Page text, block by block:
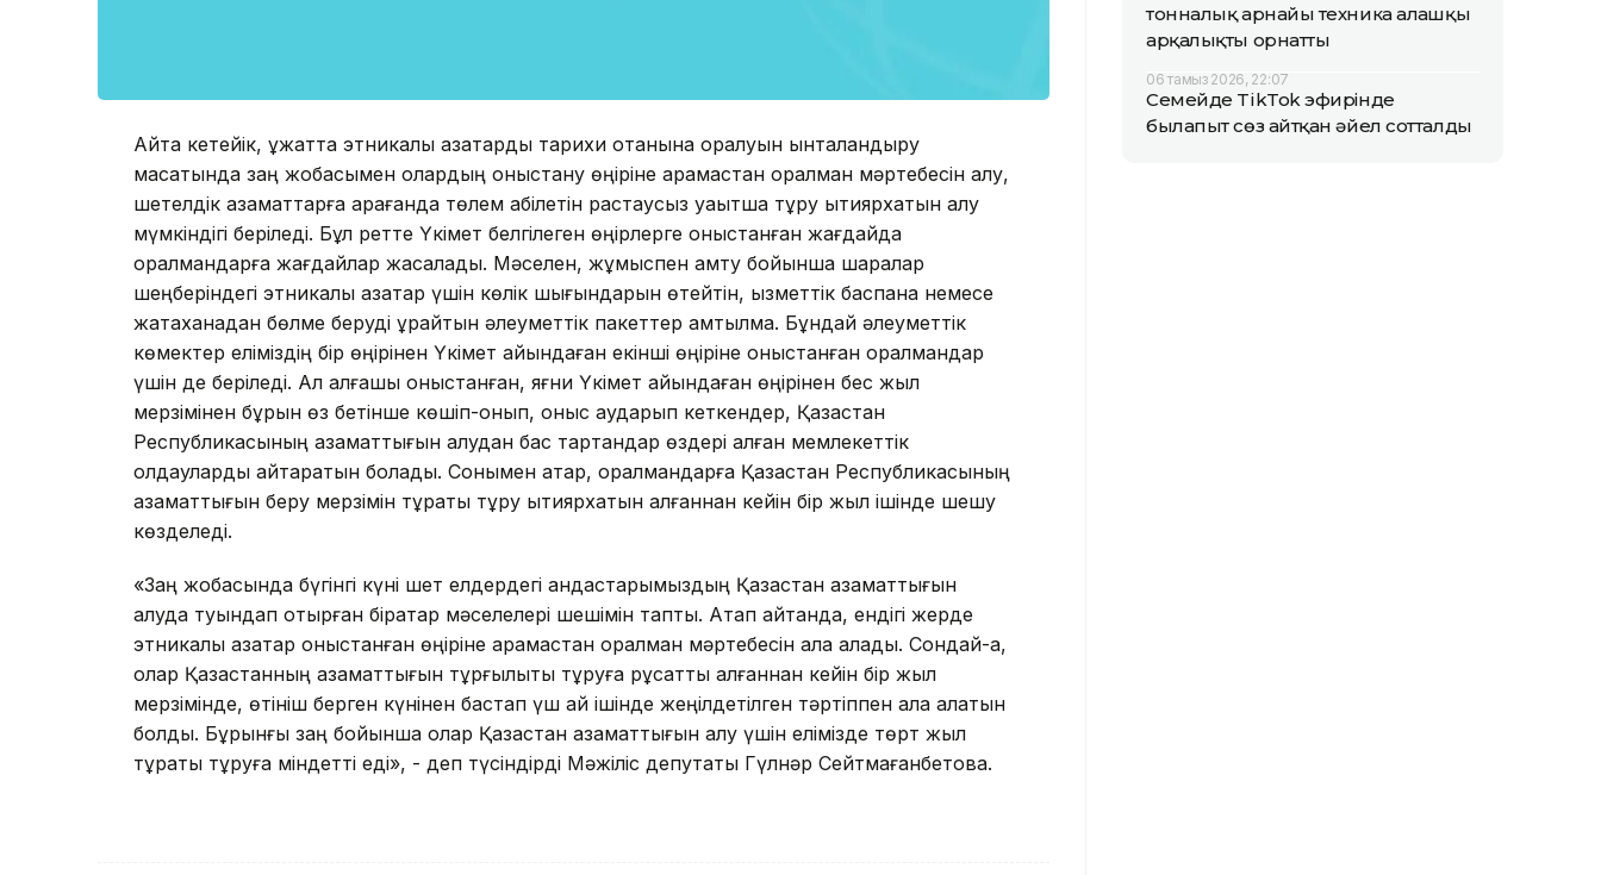
Айта кетейік, құжатта этникалық қазақтарды тарихи отанына оралуын ынталандыру
мақсатында заң жобасымен олардың қоныстану өңіріне қарамастан оралман мәртебесін алу,
шетелдік азаматтарға қарағанда төлем қабілетін растаусыз уақытша тұру ықтиярхатын алу
мүмкіндігі беріледі. Бұл ретте Үкімет белгілеген өңірлерге қоныстанған жағдайда
оралмандарға жағдайлар жасалады. Мәселен, жұмыспен қамту бойынша шаралар
шеңберіндегі этникалық қазақтар үшін көлік шығындарын өтейтін, қызметтік баспана немесе
жатақханадан бөлме беруді құрайтын әлеуметтік пакеттер қамтылмақ. Бұндай әлеуметтік
көмектер еліміздің бір өңірінен Үкімет айқындаған екінші өңіріне қоныстанған оралмандар
үшін де беріледі. Ал алғашқы қоныстанған, яғни Үкімет айқындаған өңірінен бес жыл
мерзімінен бұрын өз бетінше көшіп-қонып, қоныс аударып кеткендер, Қазақстан
Республикасының азаматтығын алудан бас тартқандар өздері алған мемлекеттік
қолдауларды қайтаратын болады. Сонымен қатар, оралмандарға Қазақстан Республикасының
азаматтығын беру мерзімін тұрақты тұру ықтиярхатын алғаннан кейін бір жыл ішінде шешу
көзделеді.
«Заң жобасында бүгінгі күні шет елдердегі қандастарымыздың Қазақстан азаматтығын
алуда туындап отырған бірқатар мәселелері шешімін тапты. Атап айтқанда, ендігі жерде
этникалық қазақтар қоныстанған өңіріне қарамастан оралман мәртебесін ала алады. Сондай-ақ,
олар Қазақстанның азаматтығын тұрғылықты тұруға рұқсатты алғаннан кейін бір жыл
мерзімінде, өтініш берген күнінен бастап үш ай ішінде жеңілдетілген тәртіппен ала алатын
болды. Бұрынғы заң бойынша олар Қазақстан азаматтығын алу үшін елімізде төрт жыл
тұрақты тұруға міндетті еді», - деп түсіндірді Мәжіліс депутаты Гүлнәр Сейтмағанбетова.
тонналық арнайы техника алғашқы
арқалықты орнатты
06 тамыз 2026, 22:07
Семейде TikTok эфирінде
былапыт сөз айтқан әйел сотталды